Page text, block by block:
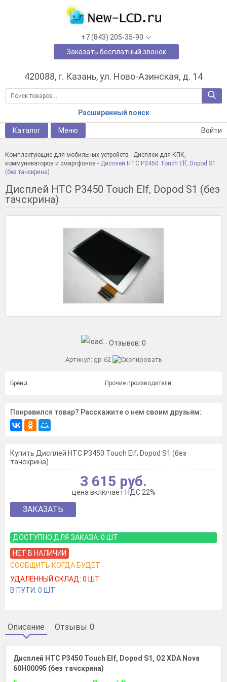
420088, г. Казань, ул. Ново-Азинская, д. 14
Расширенный поиск
+7 (843) 205-35-90
Заказать бесплатный звонок
Каталог Меню Войти
Комплектующие для мобильных устройств - Дисплеи для КПК,
коммуникаторов и смартфонов - Дисплей HTC P3450 Touch Elf, Dopod S1
(без тачскрина)
Дисплей HTC P3450 Touch Elf, Dopod S1 (без
тачскрина)
Отзывов: 0
Артикул: gp-62
Бренд Прочие производители
Понравился товар? Расскажите о нем своим друзьям:
Купить Дисплей HTC P3450 Touch Elf, Dopod S1 (без
тачскрина)
3 615 руб.
цена включает НДС 22%
ЗАКАЗАТЬ
ДОСТУПНО ДЛЯ ЗАКАЗА: 0 ШТ
НЕТ В НАЛИЧИИ
СООБЩИТЬ КОГДА БУДЕТ
УДАЛЁННЫЙ СКЛАД: 0 ШТ
В ПУТИ: 0 ШТ
Описание Отзывы 0
Дисплей HTC P3450 Touch Elf, Dopod S1, O2 XDA Nova
60H00095 (без тачскрина)